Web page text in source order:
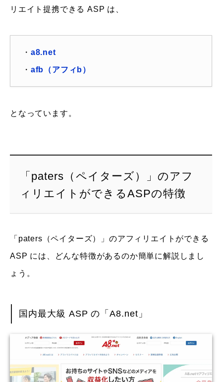
リエイト提携できる ASP は、
・ a8.net
・ afb（アフィb）
となっています。
「paters（ペイターズ）」のアフ
ィリエイトができるASPの特徴
「paters（ペイターズ）」のアフィリエイトができる
ASP には、どんな特徴があるのか簡単に解説しまし
ょう。
国内最大級 ASP の「A8.net」